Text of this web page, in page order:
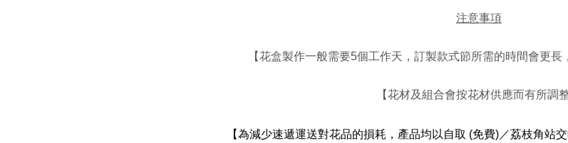
注意事項
【花盒製作一般需要5個工作天，訂製款式節所需的時間會更長
【花材及組合會按花材供應而有所調整
【為減少速遞運送對花品的損耗， 產品均以自取 (免費)／荔枝角站